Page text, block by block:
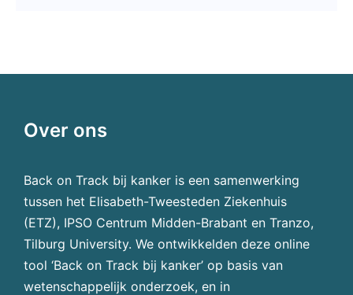
Over ons
Back on Track bij kanker is een samenwerking
tussen het Elisabeth-Tweesteden Ziekenhuis
(ETZ), IPSO Centrum Midden-Brabant en Tranzo,
Tilburg University. We ontwikkelden deze online
tool ‘Back on Track bij kanker’ op basis van
wetenschappelijk onderzoek, en in